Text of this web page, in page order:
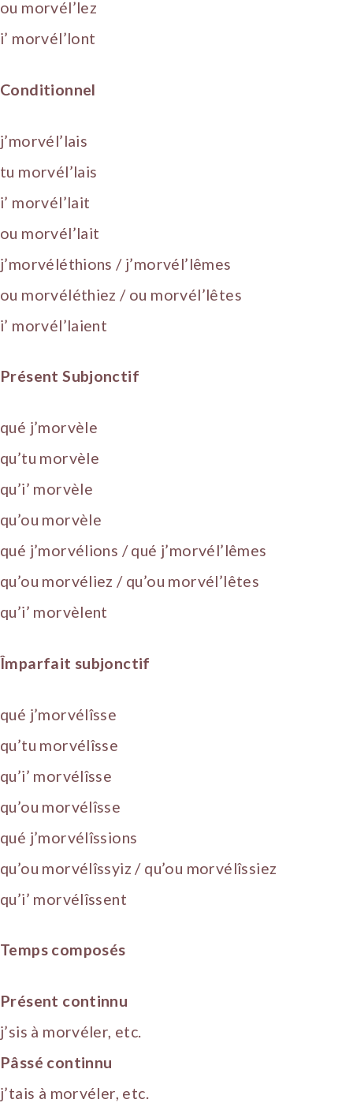
ou morvél’lez
i’ morvél’lont
Conditionnel
j’morvél’lais
tu morvél’lais
i’ morvél’lait
ou morvél’lait
j’morvéléthions / j’morvél’lêmes
ou morvéléthiez / ou morvél’lêtes
i’ morvél’laient
Présent Subjonctif
qué j’morvèle
qu’tu morvèle
qu’i’ morvèle
qu’ou morvèle
qué j’morvélions / qué j’morvél’lêmes
qu’ou morvéliez / qu’ou morvél’lêtes
qu’i’ morvèlent
Împarfait subjonctif
qué j’morvélîsse
qu’tu morvélîsse
qu’i’ morvélîsse
qu’ou morvélîsse
qué j’morvélîssions
qu’ou morvélîssyiz / qu’ou morvélîssiez
qu’i’ morvélîssent
Temps composés
Présent continnu
j’sis à morvéler, etc.
Pâssé continnu
j’tais à morvéler, etc.